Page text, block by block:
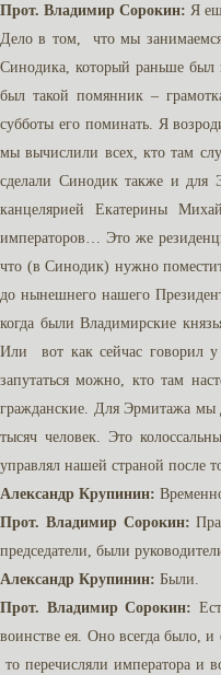
Прот. Владимир Сорокин: Я
Дело в том, что мы
Синодика, который раньше был
был такой помянник –
субботы его поминать. Я
мы вычислили всех, кто там
сделали Синодик также и для
канцелярией Екатерины
императоров… Это же
что (в Синодик) нужно
до нынешнего нашего
когда были Владимирские
Или вот как сейчас говорил
запутаться можно, кто там
гражданские. Для Эрмитажа мы
тысяч человек. Это
управлял нашей страной после
Александр Крупинин:
Прот. Владимир Сорокин:
председатели, были
Александр Крупинин: Были.
Прот. Владимир Сорокин:
воинстве ея. Оно всегда было,
то перечисляли императора и